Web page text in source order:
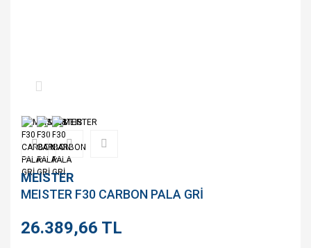
MEISTER
MEISTER F30 CARBON PALA GRİ
26.389,66 TL